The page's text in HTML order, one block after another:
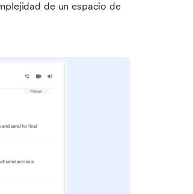
de un espacio de